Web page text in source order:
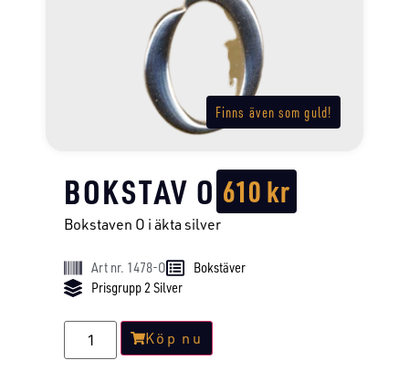
Finns även som guld!
BOKSTAV O 610kr
Bokstaven O i äkta silver
Art nr. 1478-O
Bokstäver
Prisgrupp 2 Silver
Köp nu